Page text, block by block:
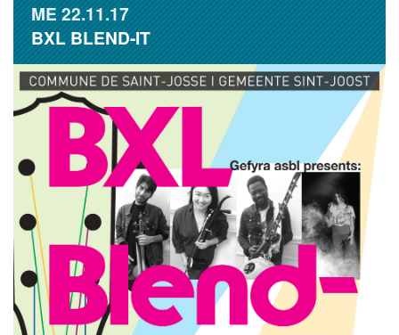
ME22.11.17
BXL BLEND-IT